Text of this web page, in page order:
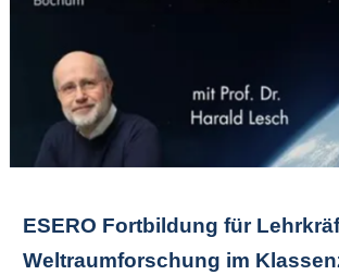
ESERO Fortbildung für
Weltraumforschung im